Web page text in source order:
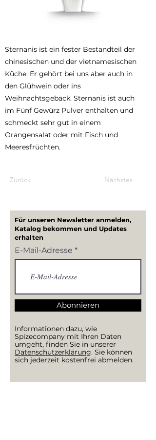
Sternanis ist ein fester Bestandteil der
chinesischen und der vietnamesischen
Küche. Er gehört bei uns aber auch in
den Glühwein oder ins
Weihnachtsgebäck. Sternanis ist auch
im Fünf Gewürz Pulver enthalten und
schmeckt sehr gut in einem
Orangensalat oder mit Fisch und
Meeresfrüchten.
Zurück Nächstes
Für unseren Newsletter anmelden,
Katalog bekommen und Updates
erhalten
E-Mail-Adresse
Abonnieren
Informationen dazu, wie
Spizecompany mit Ihren Daten
umgeht, finden Sie in unserer
Datenschutzerklärung. Sie können
sich jederzeit kostenfrei abmelden.